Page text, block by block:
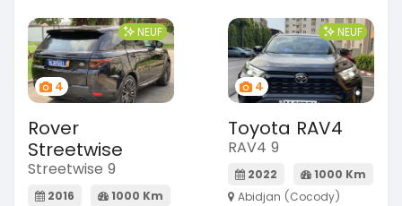
4
NEUF
Rover
Streetwise
Streetwise 9
2016
1000 Km
4
NEUF
Toyota RAV4
RAV4 9
2022
1000 Km
Abidjan (Cocody)